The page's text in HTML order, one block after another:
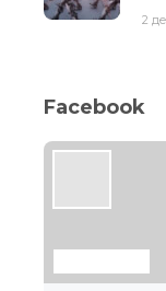
2
Facebook